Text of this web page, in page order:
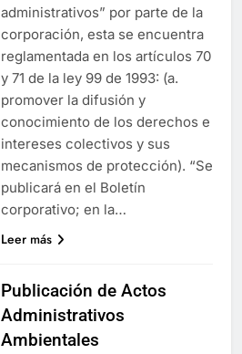
administrativos” por parte de la
corporación, esta se encuentra
reglamentada en los artículos 70
y 71 de la ley 99 de 1993: (a.
promover la difusión y
conocimiento de los derechos e
intereses colectivos y sus
mecanismos de protección). “Se
publicará en el Boletín
corporativo; en la…
Leer más
Publicación de Actos
Administrativos
Ambientales